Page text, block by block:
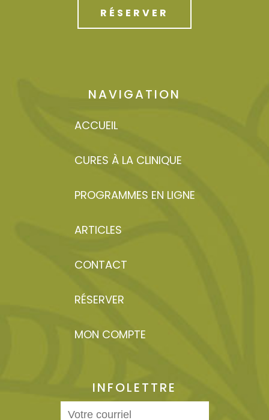
RÉSERVER
NAVIGATION
ACCUEIL
CURES À LA CLINIQUE
PROGRAMMES EN LIGNE
ARTICLES
CONTACT
RÉSERVER
MON COMPTE
INFOLETTRE